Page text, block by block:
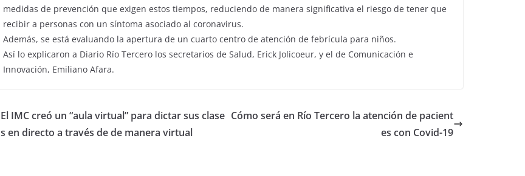
medidas de prevención que exigen estos tiempos, reduciendo de manera significativa el riesgo de tener que
recibir a personas con un síntoma asociado al coronavirus.
Además, se está evaluando la apertura de un cuarto centro de atención de febrícula para niños.
Así lo explicaron a Diario Río Tercero los secretarios de Salud, Erick Jolicoeur, y el de Comunicación e
Innovación, Emiliano Afara.
El IMC creó un “aula virtual” para dictar sus clase
s en directo a través de de manera virtual
Cómo será en Río Tercero la atención de pacient
es con Covid-19